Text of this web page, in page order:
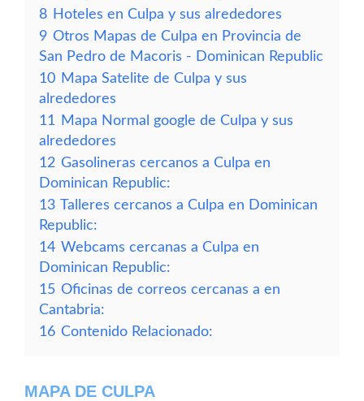
8 Hoteles en Culpa y sus alrededores
9 Otros Mapas de Culpa en Provincia de
San Pedro de Macoris - Dominican Republic
10 Mapa Satelite de Culpa y sus
alrededores
11
Mapa Normal google de Culpa y sus
alrededores
12 Gasolineras cercanos a Culpa en
Dominican Republic:
13 Talleres cercanos a Culpa en Dominican
Republic:
14 Webcams cercanas a Culpa en
Dominican Republic:
15 Oficinas de correos cercanas a en
Cantabria:
16 Contenido Relacionado:
MAPA DE CULPA